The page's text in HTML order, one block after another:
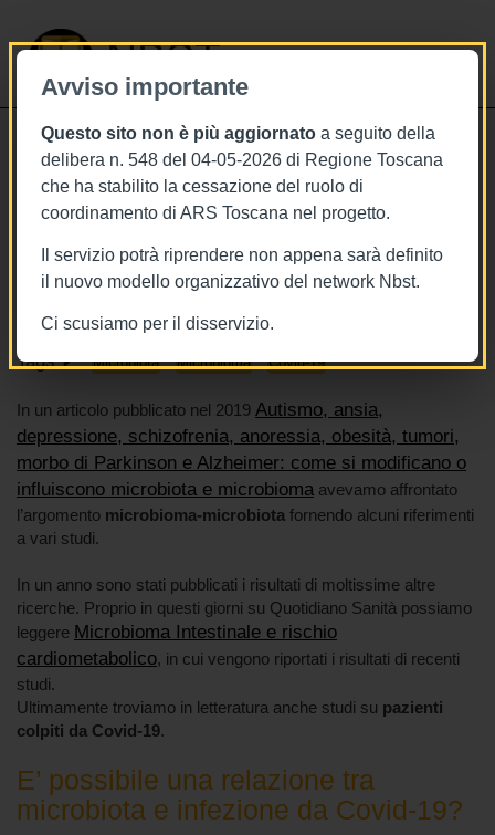
Avviso importante
Questo sito non è più aggiornato a seguito della
delibera n. 548 del 04-05-2026 di Regione Toscana
che ha stabilito la cessazione del ruolo di
coordinamento di ARS Toscana nel progetto.
Il servizio potrà riprendere non appena sarà definito
il nuovo modello organizzativo del network Nbst.
Ci scusiamo per il disservizio.
NBST
22/6/2020
Microbiota: alleato o nemico nella
lotta contro Covid-19?
Tags Microbiota Microbioma Covid-19
In un articolo pubblicato nel 2019 Autismo, ansia,
depressione, schizofrenia, anoressia, obesità, tumori,
morbo di Parkinson e Alzheimer: come si modificano o
influiscono microbiota e microbioma avevamo affrontato
l’argomento microbioma-microbiota fornendo alcuni riferimenti
a vari studi.
In un anno sono stati pubblicati i risultati di moltissime altre
ricerche. Proprio in questi giorni su Quotidiano Sanità possiamo
leggere Microbioma Intestinale e rischio
cardiometabolico, in cui vengono riportati i risultati di recenti
studi.
Ultimamente troviamo in letteratura anche studi su pazienti
colpiti da Covid-19.
E’ possibile una relazione tra
microbiota e infezione da Covid-19?